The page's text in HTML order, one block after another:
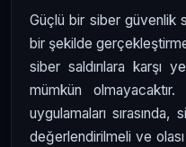
Güçlü bir siber güvenlik
bir şekilde
siber saldırılara karşı
mümkün
uygulamaları
değerlendirilmeli ve